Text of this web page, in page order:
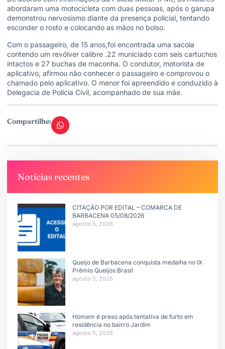
abordaram uma motocicleta com duas pessoas, após o garupa
demonstrou nervosismo diante da presença policial, tentando
esconder o rosto e colocando as mãos no bolso.
Com o passageiro, de 15 anos,foi encontrada uma sacola
contendo um revólver calibre .22 municiado com seis cartuchos
intactos e 27 buchas de maconha. O condutor, motorista de
aplicativo, afirmou não conhecer o passageiro e comprovou o
chamado pelo aplicativo. O menor foi apreendido e conduzido à
Delegacia de Polícia Civil, acompanhado de sua mãe.
Compartilhe:
Notícias recentes
CITAÇÃO POR EDITAL – COMARCA DE
BARBACENA 05/08/2026
agosto 5, 2026
Queijo de Barbacena conquista medalha no IX
Prêmio Queijos Brasil
agosto 5, 2026
Homem é preso após tentativa de furto em
residência no bairro Jardim
agosto 5, 2026